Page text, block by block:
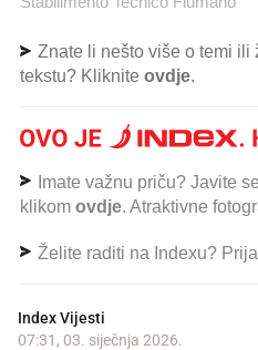
Znate li nešto više o temi ili
tekstu? Kliknite ovdje.
Imate važnu priču? Javite
klikom ovdje. Atraktivne
Želite raditi na Indexu?
Index Vijesti
07:31, 03. siječnja 2026.